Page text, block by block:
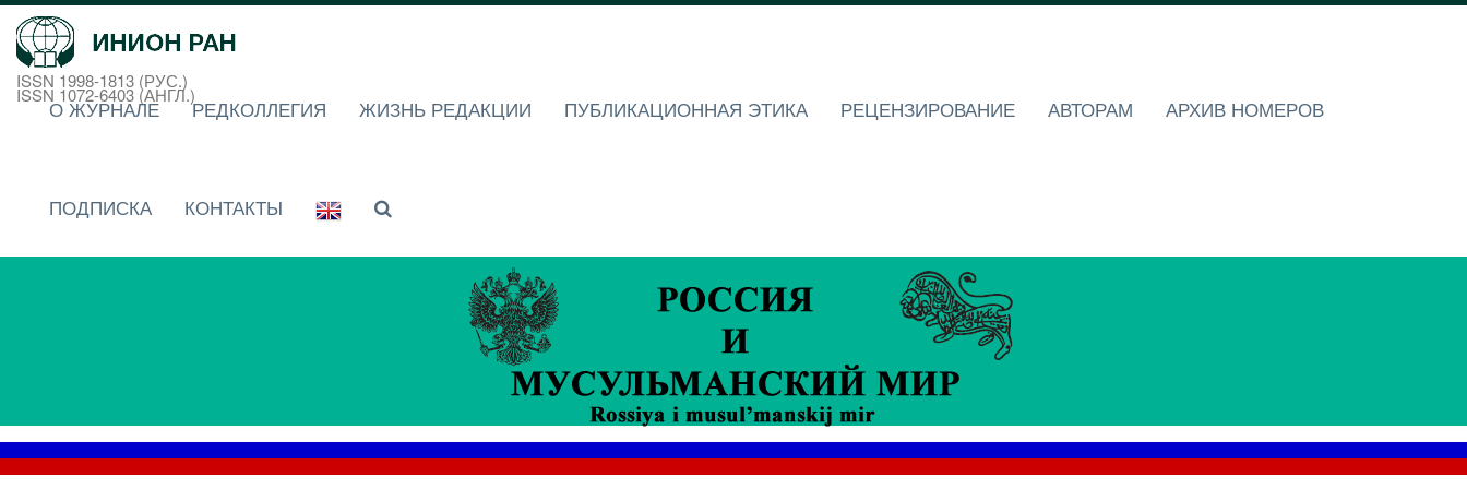
ISSN 1998-1813 (РУС.)
ISSN 1072-6403 (АНГЛ.)
О ЖУРНАЛЕ РЕДКОЛЛЕГИЯ ЖИЗНЬ РЕДАКЦИИ ПУБЛИКАЦИОННАЯ ЭТИКА РЕЦЕНЗИРОВАНИЕ АВТОРАМ АРХИВ НОМЕРОВ
ПОДПИСКА КОНТАКТЫ